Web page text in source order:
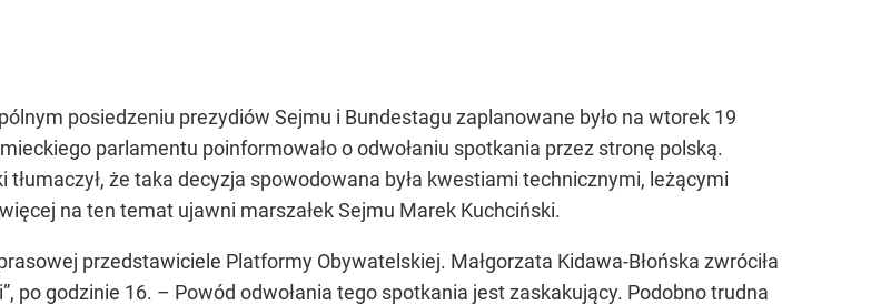
posiedzeniu prezydiów Sejmu i Bundestagu zaplanowane było na wtorek 19
parlamentu poinformowało o odwołaniu spotkania przez stronę polską.
że taka decyzja spowodowana była kwestiami technicznymi, leżącymi
na ten temat ujawni marszałek Sejmu Marek Kuchciński.
przedstawiciele Platformy Obywatelskiej. Małgorzata Kidawa-Błońska zwróciła
po godzinie 16. – Powód odwołania tego spotkania jest zaskakujący. Podobno trudna